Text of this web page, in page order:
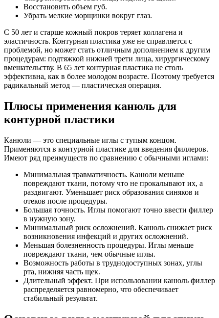
Восстановить объем губ.
Убрать мелкие морщинки вокруг глаз.
С 50 лет и старше кожный покров теряет коллагена и
эластичность. Контурная пластика уже не справляется с
проблемой, но может стать отличным дополнением к другим
процедурам: подтяжкой нижней трети лица, хирургическому
вмешательству. В 65 лет контурная пластика не столь
эффективна, как в более молодом возрасте. Поэтому требуется
радикальный метод — пластическая операция.
Плюсы применения канюль для
контурной пластики
Канюли — это специальные иглы с тупым концом.
Применяются в контурной пластике для введения филлеров.
Имеют ряд преимуществ по сравнению с обычными иглами:
Минимальная травматичность. Канюли меньше
повреждают ткани, потому что не прокалывают их, а
раздвигают. Уменьшает риск образования синяков и
отеков после процедуры.
Большая точность. Иглы помогают точно ввести филлер
в нужную зону.
Минимальный риск осложнений. Канюль снижает риск
возникновения инфекций и других осложнений.
Меньшая болезненность процедуры. Иглы меньше
повреждают ткани, чем обычные иглы.
Возможность работы в труднодоступных зонах, углы
рта, нижняя часть щек.
Длительный эффект. При использовании канюль филлер
распределяется равномерно, что обеспечивает
стабильный результат.